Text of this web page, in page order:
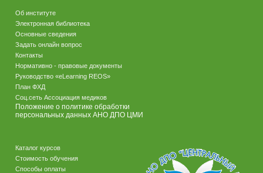
Об институте
Электронная библиотека
Основные сведения
Задать онлайн вопрос
Контакты
Нормативно - правовые документы
Руководство «eLearning REOS»
План ФХД
Соц.сеть Ассоциация медиков
Положение о политике обработки
персональных данных АНО ДПО ЦМИ
Каталог курсов
Стоимость обучения
Способы оплаты